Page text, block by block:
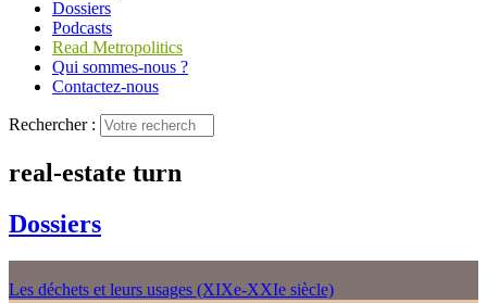
Dossiers
Podcasts
Read Metropolitics
Qui sommes-nous ?
Contactez-nous
Rechercher :
real-estate turn
Dossiers
Les déchets et leurs usages (XIXe-XXIe siècle)